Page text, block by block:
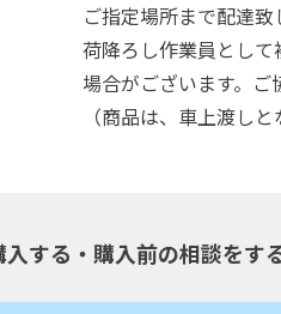
ご指定場所まで配達致
荷降ろし作業員とし
場合がございます。ご
（商品は、車上渡し
する・購入前の相談をす